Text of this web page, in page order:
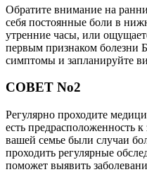
Обратите внимание на
себя постоянные боли в
утренние часы, или
первым признаком болезни
симптомы и запланируйте
СОВЕТ No2
Регулярно проходите
есть предрасположенность
вашей семье были случаи
проходить регулярные
поможет выявить